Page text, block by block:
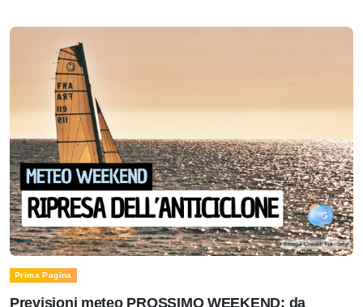
Prima Pagina
Previsioni meteo PROSSIMO WEEKEND: da